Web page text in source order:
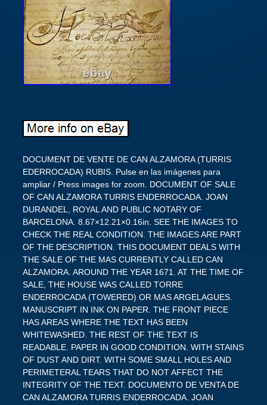
DOCUMENT DE VENTE DE CAN ALZAMORA (TURRIS EDERROCADA) RUBIS. Pulse en las imágenes para ampliar / Press images for zoom. DOCUMENT OF SALE OF CAN ALZAMORA TURRIS ENDERROCADA. JOAN DURANDEL, ROYAL AND PUBLIC NOTARY OF BARCELONA. 8.67×12.21×0.16in. SEE THE IMAGES TO CHECK THE REAL CONDITION. THE IMAGES ARE PART OF THE DESCRIPTION. THIS DOCUMENT DEALS WITH THE SALE OF THE MAS CURRENTLY CALLED CAN ALZAMORA. AROUND THE YEAR 1671. AT THE TIME OF SALE, THE HOUSE WAS CALLED TORRE ENDERROCADA (TOWERED) OR MAS ARGELAGUES. MANUSCRIPT IN INK ON PAPER. THE FRONT PIECE HAS AREAS WHERE THE TEXT HAS BEEN WHITEWASHED. THE REST OF THE TEXT IS READABLE. PAPER IN GOOD CONDITION. WITH STAINS OF DUST AND DIRT. WITH SOME SMALL HOLES AND PERIMETERAL TEARS THAT DO NOT AFFECT THE INTEGRITY OF THE TEXT. DOCUMENTO DE VENTA DE CAN ALZAMORA TURRIS ENDERROCADA. JOAN DURANDEL, NOTARIO REAL Y PÚBLICO DE BARCELONA. VER LAS IMÁGENES PARA COMPROBAR ESTADO REAL. LAS IMÁGENES FORMAN PARTE DE LA DESCRIPCIÓN. ESTE DOCUMENTO TRATA DE LA VENTA DEL MAS ACTUALMENTE LLAMADO CAN ALZAMORA. ALREDEDOR DEL AÑO 1671. EN EL MOMENTO DE LA VENTA, LA CASA ERA LLAMADA TORRE ENDERROCADA (DERRIBADA) O MAS ARGELAGUES. LA TRANSACCIÓN SE REALIZÓ ENTRE EL NOBLE JACINTO VILANOVA Y JERONI DE MAGAROLA MIEMBRO DEL CONSEJO DEL DEL REY. MANUSCRITO EN TINTA SOBRE PAPEL. EL FRONTISPICIO TIENE ZONAS DONDE EL TEXTO SE BLANQUEADO. EL RESTO DEL TEXTO ES LEGIBLE. PAPEL EN BUEN ESTADO. CON MANCHAS DE POLVO Y SUCIEDAD. CON ALGUNOS PEQUEÑOS AGUJEROS Y ROTURAS PERIMETRALES QUE NO AFECTAN A LA INTEGRIDAD DEL TEXTO. DOCUMENT DE VENTE DE CAN ALZAMORA TURRIS ENDERROCADA. JOAN DURANDEL, NOTAIRE ROYAL ET PUBLIC DE BARCELONE. VOIR LES IMAGES POUR VÉRIFIER LÉTAT RÉEL. LES IMAGES FONT PARTIE DE LA DESCRIPTION. CE DOCUMENT PORTE SUR LA VENTE DU MAS ACTUELLEMENT APPELE CAN ALZAMORA. AUTOUR DE LAN 1671. AU MOMENT DE LA VENTE, LA MAISON SAPPELLAIT TORRE ENDERROCADA OU MAS ARGELAGUES. MANUSCRIT À LENCRE SUR PAPIER. LA PIÈCE DEVANT A DES ZONES OÙ LE TEXTE A ÉTÉ DÉLAVÉ. LE RESTE DU TEXTE EST LISIBLE. PAPIER EN BON ETAT. AVEC DES TACHES DE POUSSIÈRE ET DE SALETÉ. AVEC QUELQUES PETITS TROUS ET DÉCHIRURES PÉRIMÉTRIQUES QUI N »AFFECTENT PAS L »INTÉGRITÉ DU TEXTE. NACIONAL STANDARD NACIONAL ASEGURADO EUROPEO STANDARD EUROPEO ASEGURADO INTERNACIONAL STANDARD INTERNACIONAL ASEGURADO. NATIONAL STANDARD NATIONAL INSURED EUROPEAN STANDARD EUROPEAN INSURED INTERNATIONAL STANDARD INTERNATIONAL INSURED. NATIONAL STANDARD ASSURÉ NATIONAL STANDARD EUROPÉEN ASSURÉ EUROPÉENNE INTERNATIONAL STANDARD ASSURÉ INTERNATIONAL. GENERAL CONDITIONS / CONDICIONES GENERALES. IMPORTANT INFORMATION FOR BUYERS. We will list only the best antiques and collectibles, also committed to describe every flaw and detail. Satisfying our customers is our priority! Please read the information below so that you understand exactly how to do business. This dispute will close 4 days after being open and the product will return to be listed. If you have a special address where your article must be sent, it should be reflected in one of these places, or we can not send it. After receipt of the product have 30 days to return it if you wish. No reimbursement will take place until the product is received in perfect condition and with the original box. Thank you for your interest in our products! CONDICIONES GENERALES / GENERAL CONDITIONS. INFORMACIÓN IMPORTANTE PARA COMPRADORES. Antes de realizar la compra le recomendamos que lea los términos y condiciones. Le devolvemos el 100% de su dinero, garantía incondicional en cada venta! Nos comprometemos a enumerar sólo las mejores antigüedades y coleccionables, también nos comprometemos a describir cada defecto y detalle. No dude en contactar con nosotros con sus preguntas o dudas sobre un producto. Satisfacer a nuestros clientes es nuestra prioridad! Por favor, lea toda la información a continuación para que entienda exactamente cómo hacer negocios. Esperamos tener muchas transacciones con usted y agregarle a nuestra lista creciente de clientes. El pago debe ser recibido dentro de 5 días al recibir la factura. Si no se recibe el pago, o el comprador no se pone en contacto dentro de los 5 días, se abrirá una disputa. Esta disputa se cerrará 4 días después de ser abierta y el producto volvera a ser listado. Si usted tiene un problema, por favor llámenos y le ayudaremos a resolverlo. Si no desea que su artículo sea enviado inmediatamente (dentro de 24 hrs) Póngase en contacto con nosotros antes de pagar! Si necesita tiempo adicional para pagar, si usted está interesado en combinar el envío con otros artículos, o si usted está interesado en una pick-up o entrega, por favor contáctenos antes de pagar. Si usted tiene una dirección especial donde su artículo debe ser enviado, debe reflejarse en uno de estos lugares, o no podremos enviarlo. Para articulos de mas de 100 años tendremos que tramitar la documentación de exportación a Patrimono de España, conllevará el gasto de un 5% del valor de la obra que ira a cuenta del comprador, esta gestión puede demorar hasta 2 meses el envio. Compradores internacionales: tenga en cuenta que usted pueda incurrir en taxas de corretaje o impuestos de aduana. El comprador es responsable del pago. Envíos a todo el mundo. Posibilidad de recoger en nuestra tienda. Los envíos por defecto son ordinarios y sin asegurar, pagando un suplemento se puede asegurar. Para artículos frágiles o costosos, recomentamos la opción del envío asegurado. Si decide realizar el envío sin asegurar, la empresa declina cualquier responsabilidad. Si el comprador no se presenta en la recepción del producto, tendrá que responsabilizarse de los gastos, portes y taxas. Si compra mas de 1 articulo puede beneficiarse de descuentos en el envío. Para envíos internacionales se necesita el número de indentidad. Se necesita un número de télefono de contacto por si la empresa de transporte necesita contactar con el comprador. Le damos una incondicional garantía de devolución del dinero, si usted tiene cualquier problema alguna vez, con mucho gusto aceptamos el artículo para un reembolso completo. Si el artículo estaba descrito correctamente, el comprador es responsable del envío de devolución y el envío original no será reembolsado. Sin embargo, si hemos cometido un error, nosotros devolveremos el costo total, incluyendo el envío de las dos formas. Póngase en contacto con nosotros para iniciar proceso de retorno. Después de recibir el producto tiene 30 días para devolverlo si es su deseo. Si en la devolución surgieran gastos de aduana el comprador se tendrá que hacer cargo. No se realizara el reembolso hasta que no se reciba el producto en perfecto estado y con su caja original. Por favor contáctenos para cualquier problema antes de valorar! Le prometemos que podemos resolver cualquier problema a satisfacción para el comprador. Gracias por su interés en nuestros productos! CONDITIONS GÉNÉRALES / CONDICIONES GENERALES. INFORMATION IMPORTANT POUR LES ACHETEURS. Avant votre achat, nous vous recommandons de lire les conditions générales. Reviendra à 100 % de votre argent, garantie inconditionnelle sur chaque vente! Nous ajouterons seulement les meilleures antiquités et objets de collection, sengagé à décrire chaque faille et détail. Nhésitez pas à nous contacter pour toute question ou problème concernant un produit. Satisfaire nos clients est notre priorité! Veuillez lire les informations ci-dessous pour que vous compreniez exactement comment faire des affaires. Paiement doit être reçu dans les 5 jours dès réception de la facture. Si le paiement n »est pas reçu, ou que l »acheteur ne contacte pas dans les 5 jours, un litige sera ouvert. Ce conflit se ferme 4 jours après avoir été ouverte et le produit sera de retour pour être énumérés. Si vous avez un problème, veuillez nous appeler et nous vous aiderons à le résoudre. Si vous ne voulez pas que votre article envoyé immédiatement (dans les 24 heures) sil vous plaît nous contacter avant de payer! Si vous avez besoin de davantage de temps pour payer, si vous êtes intéressés combinés avec d »autres éléments d »expédition, ou si vous êtes intéressés par un ramassage et de livraison, veuillez nous contacter avant de payer. Si vous avez une adresse spéciale où votre article doit être envoyé, il devrait se refléter dans un de ces lieux, ou nous pouvons lenvoyer pas. Pour les articles de plus de 100 ans, nous devrons traiter la documentation d »exportation à Patrimono de España, cela entraînera le coût de 5% de la valeur du travail qui sera payé par l »acheteur, cette gestion peut prendre jusqu »à 2 mois pour l »expédition. Acheteurs : Veuillez noter que vous pouvez encourir des frais de courtage ou de ses fonctions. Lacheteur est responsable du paiement. Lenvoi vers le monde entier. Possibilité de prendre à notre magasin. Expéditions par défaut sont ordinaires et non pris en charge, en payant un supplément peut sassurer. Pour les articles fragiles ou coûteuses, nous recomentamos l »option d »envoi assuré. Si vous choisissez d »envoyer l »expédition sans sassurer, la société décline toute responsabilité. Si vous achetez plus de 1 article, vous pouvez bénéficier de réductions sur le transport. Le numéro didentité sont nécessaires pour les expéditions internationales. Besoin d »un numéro de téléphone si la société de transport doit contacter l »acheteur. Elle est une inconditionnelle de remboursement garantie, si vous avez un problème n »importe quel moment, nous acceptons volontiers l »article pour un remboursement complet. Si l »élément a été décrit correctement, l »acheteur est responsable de l »expédition de retour et les frais d »expédition original ne sera pas remboursé. Cependant, si nous avons commis une erreur, nous reviendrons le coût total, y compris lexpédition de deux formes. Sil vous plaît contactez-nous pour commencer le processus de retour. Après réception du produit ont 30 jours pour la retourner si vous le souhaitez. Si le retour se posent douanes frais acheteur devr